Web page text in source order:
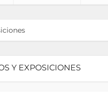
Y EXPOSICIONES